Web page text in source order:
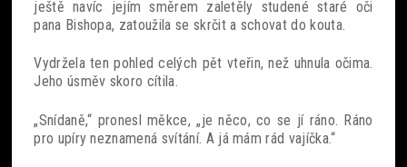
ještě navíc jejím směrem zaletěly studené staré oči
pana Bishopa, zatoužila se skrčit a schovat do kouta.
Vydržela ten pohled celých pět vteřin, než uhnula očima.
Jeho úsměv skoro cítila.
„Snídaně,“ pronesl měkce, „je něco, co se jí ráno. Ráno
pro upíry neznamená svítání. A já mám rád vajíčka.“